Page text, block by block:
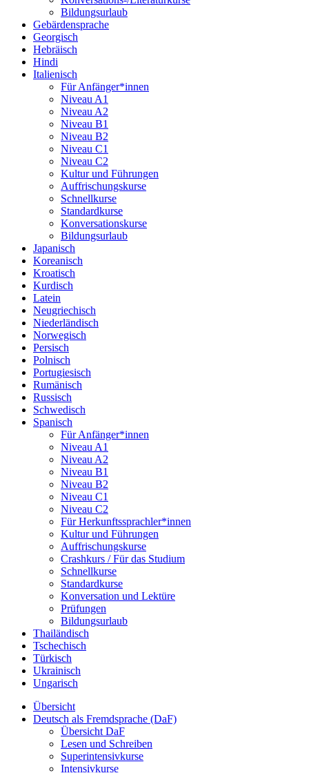
Bildungsurlaub
Gebärdensprache
Georgisch
Hebräisch
Hindi
Italienisch
Für Anfänger*innen
Niveau A1
Niveau A2
Niveau B1
Niveau B2
Niveau C1
Niveau C2
Kultur und Führungen
Auffrischungskurse
Schnellkurse
Standardkurse
Konversationskurse
Bildungsurlaub
Japanisch
Koreanisch
Kroatisch
Kurdisch
Latein
Neugriechisch
Niederländisch
Norwegisch
Persisch
Polnisch
Portugiesisch
Rumänisch
Russisch
Schwedisch
Spanisch
Für Anfänger*innen
Niveau A1
Niveau A2
Niveau B1
Niveau B2
Niveau C1
Niveau C2
Für Herkunftssprachler*innen
Kultur und Führungen
Auffrischungskurse
Crashkurs / Für das Studium
Schnellkurse
Standardkurse
Konversation und Lektüre
Prüfungen
Bildungsurlaub
Thailändisch
Tschechisch
Türkisch
Ukrainisch
Ungarisch
Übersicht
Deutsch als Fremdsprache (DaF)
Übersicht DaF
Lesen und Schreiben
Superintensivkurse
Intensivkurse